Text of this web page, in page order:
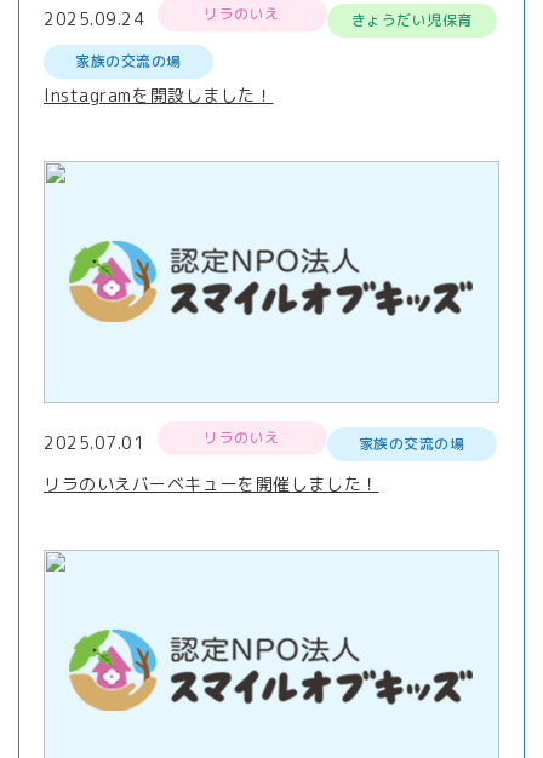
2025.09.24 リラのいえ
きょうだい児保育
家族の交流の場
Instagramを開設しました！
2025.07.01 リラのいえ 家族の交流の場
リラのいえバーベキューを開催しました！